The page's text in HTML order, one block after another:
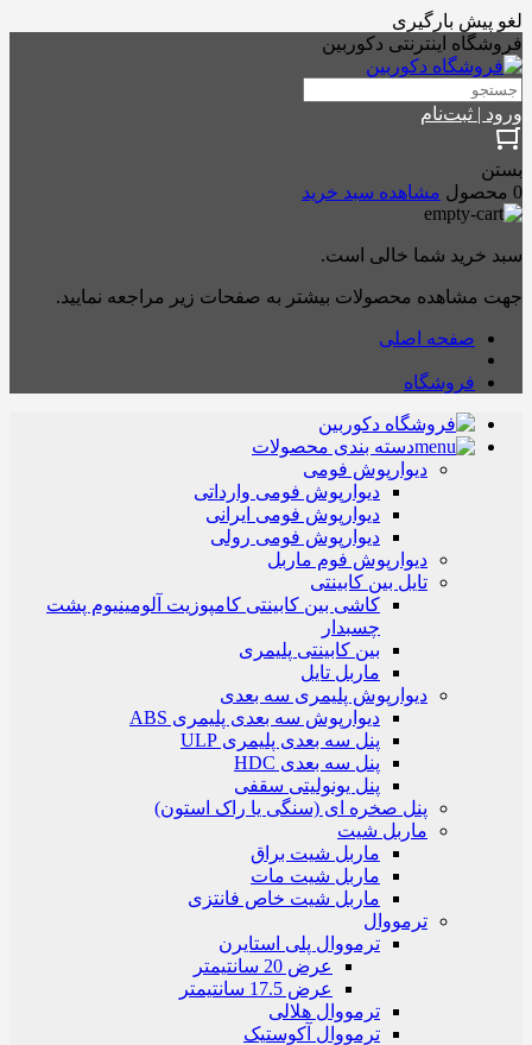
لغو پیش بارگیری
فروشگاه اینترنتی دکوربین
ورود | ثبت‌نام
بستن
0 محصول
مشاهده سبد خرید
سبد خرید شما خالی است.
جهت مشاهده محصولات بیشتر به صفحات زیر مراجعه نمایید.
صفحه اصلی
فروشگاه
دسته بندی محصولات
دیوارپوش فومی
دیوارپوش فومی وارداتی
دیوارپوش فومی ایرانی
دیوارپوش فومی رولی
دیوارپوش فوم ماربل
تایل بین کابینتی
کاشی بین کابینتی کامپوزیت آلومینیوم پشت
چسبدار
بین کابینتی پلیمری
ماربل تایل
دیوارپوش پلیمری سه بعدی
دیوارپوش سه بعدی پلیمری ABS
پنل سه بعدی پلیمری ULP
پنل سه بعدی HDC
پنل یونولیتی سقفی
پنل صخره ای (سنگی یا راک استون)
ماربل شیت
ماربل شیت براق
ماربل شیت مات
ماربل شیت خاص فانتزی
ترمووال
ترمووال پلی استایرن
عرض 20 سانتیمتر
عرض 17.5 سانتیمتر
ترمووال هلالی
ترمووال آکوستیک